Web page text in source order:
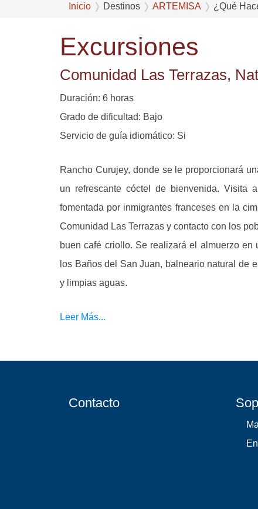
Inicio Destinos ARTEMISA ¿Qué
Excursiones
Comunidad Las Terrazas,
Duración: 6 horas
Grado de dificultad: Bajo
Servicio de guía idiomático: Si
Rancho Curujey, donde se le proporcionará
un refrescante cóctel de bienvenida. Visita
fomentada por inmigrantes franceses en la
Comunidad Las Terrazas y contacto con los
buen café criollo. Se realizará el almuerzo
los Baños del San Juan, balneario natural de
y limpias aguas.
Leer Más...
Contacto